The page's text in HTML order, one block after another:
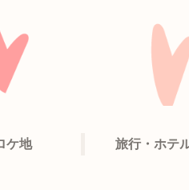
ケ地 旅行・ホテ